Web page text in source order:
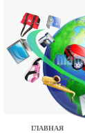
ГЛАВНАЯ